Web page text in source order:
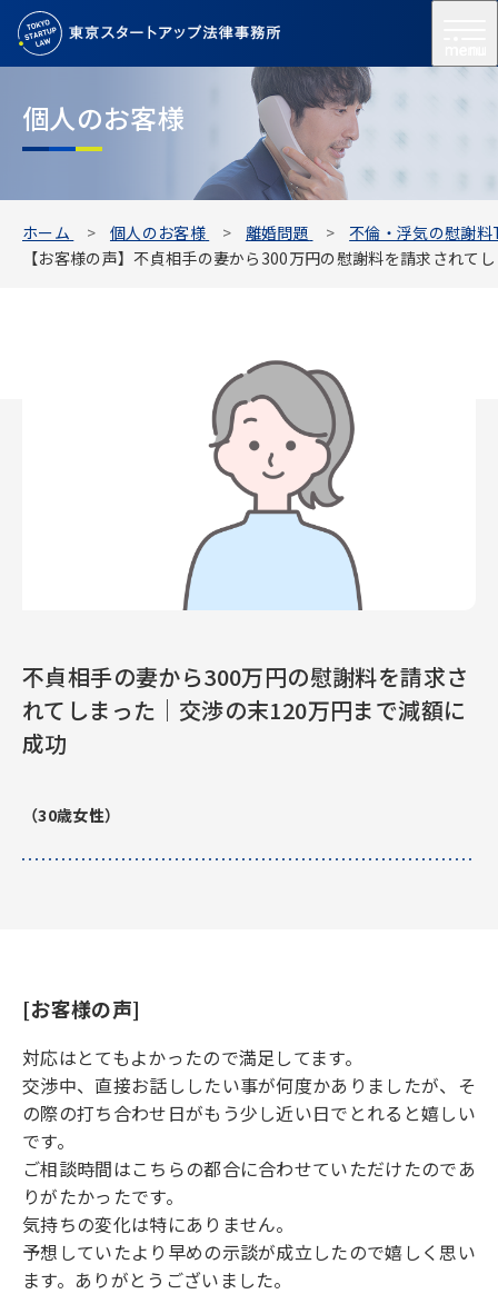
個人のお客様
ホーム 個人のお客様 離婚問題
不倫・浮気の慰謝料
【お客様の声】不貞相手の妻から300万円の慰謝料を請求されて
不貞相手の妻から300万円の慰謝料を請求さ
れてしまった｜交渉の末120万円まで減額に
成功
（30歳女性）
[お客様の声]
対応はとてもよかったので満足してます。
交渉中、直接お話ししたい事が何度かありましたが、そ
の際の打ち合わせ日がもう少し近い日でとれると嬉しい
です。
ご相談時間はこちらの都合に合わせていただけたのであ
りがたかったです。
気持ちの変化は特にありません。
予想していたより早めの示談が成立したので嬉しく思い
ます。ありがとうございました。